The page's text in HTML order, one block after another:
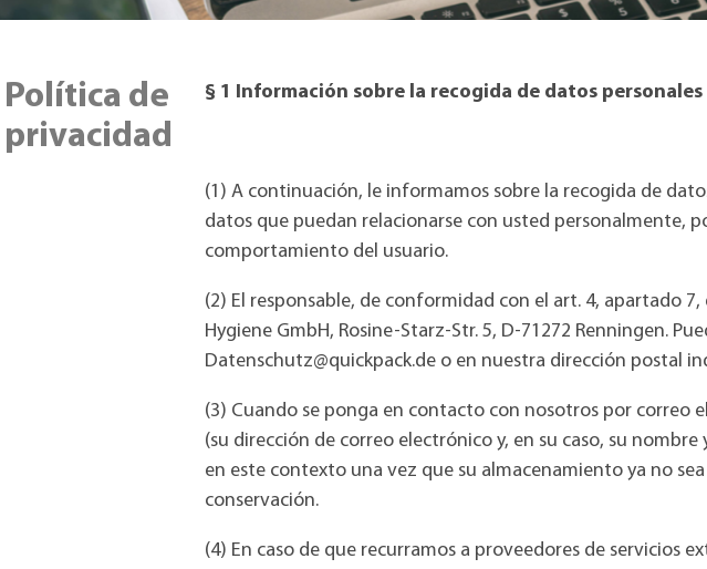
Política de
privacidad
§ 1 Información sobre la recogida de datos personales
(1) A continuación, le informamos sobre la recogida de
datos que puedan relacionarse con usted personalmente,
comportamiento del usuario.
(2) El responsable, de conformidad con el art. 4, apartado
Hygiene GmbH, Rosine-Starz-Str. 5, D-71272 Renningen.
Datenschutz@quickpack.de o en nuestra dirección postal
(3) Cuando se ponga en contacto con nosotros por
(su dirección de correo electrónico y, en su caso, su
en este contexto una vez que su almacenamiento ya no
conservación.
(4) En caso de que recurramos a proveedores de servicios